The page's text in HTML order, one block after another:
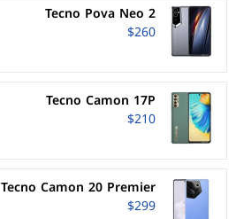
Tecno Pova Neo 2
$260
Tecno Camon 17P
$210
Tecno Camon 20 Premier
$299